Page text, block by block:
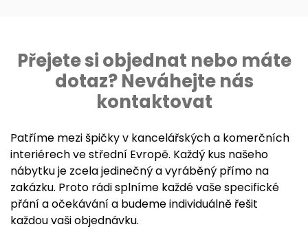
Přejete si objednat nebo máte
dotaz? Neváhejte nás
kontaktovat
Patříme mezi špičky v kancelářských a komerčních
interiérech ve střední Evropě. Každý kus našeho
nábytku je zcela jedinečný a vyráběný přímo na
zakázku. Proto rádi splníme každé vaše specifické
přání a očekávání a budeme individuálně řešit
každou vaši objednávku.